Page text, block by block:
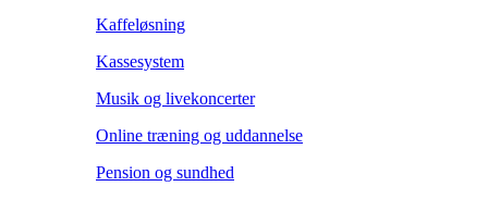
Kaffeløsning
Kassesystem
Musik og livekoncerter
Online træning og uddannelse
Pension og sundhed